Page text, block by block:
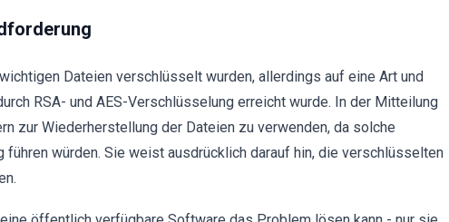
Dateien verschlüsselt wurden, allerdings auf eine Art und
RSA- und AES-Verschlüsselung erreicht wurde. In der Mitteilung
zur Wiederherstellung der Dateien zu verwenden, da solche
würden. Sie weist ausdrücklich darauf hin, die verschlüsselten